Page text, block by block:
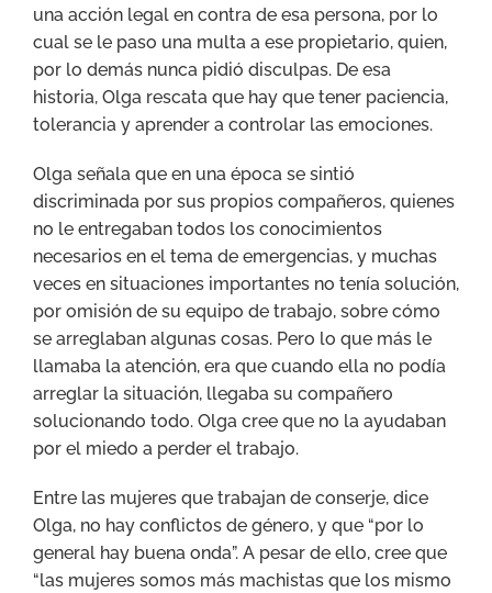
una acción legal en contra de esa persona, por lo
cual se le paso una multa a ese propietario, quien,
por lo demás nunca pidió disculpas. De esa
historia, Olga rescata que hay que tener paciencia,
tolerancia y aprender a controlar las emociones.
Olga señala que en una época se sintió
discriminada por sus propios compañeros, quienes
no le entregaban todos los conocimientos
necesarios en el tema de emergencias, y muchas
veces en situaciones importantes no tenía solución,
por omisión de su equipo de trabajo, sobre cómo
se arreglaban algunas cosas. Pero lo que más le
llamaba la atención, era que cuando ella no podía
arreglar la situación, llegaba su compañero
solucionando todo. Olga cree que no la ayudaban
por el miedo a perder el trabajo.
Entre las mujeres que trabajan de conserje, dice
Olga, no hay conflictos de género, y que “por lo
general hay buena onda”. A pesar de ello, cree que
“las mujeres somos más machistas que los mismo